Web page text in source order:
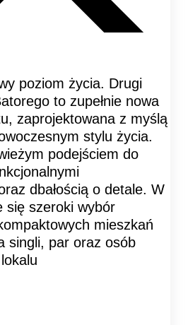
poziom życia. Drugi
to zupełnie nowa
zaprojektowana z myślą
stylu życia.
podejściem do
dbałością o detale. W
się szeroki wybór
mieszkań
singli, par oraz osób